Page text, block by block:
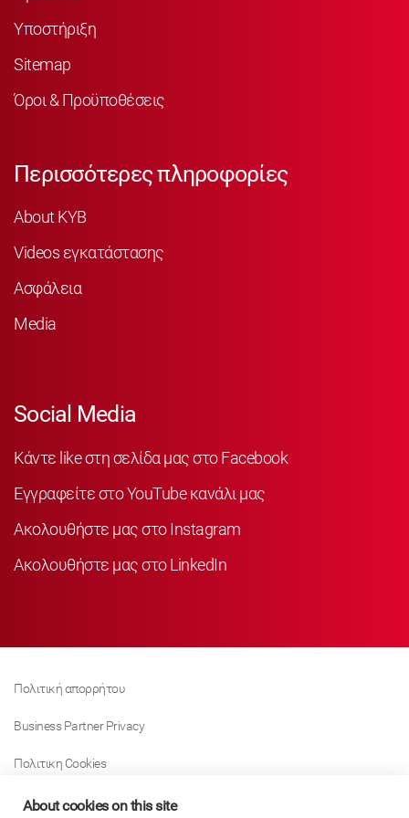
Υποστήριξη
Sitemap
Όροι & Προϋποθέσεις
Περισσότερες πληροφορίες
About KYB
Videos εγκατάστασης
Ασφάλεια
Media
Social Media
Κάντε like στη σελίδα μας στο Facebook
Εγγραφείτε στο YouTube κανάλι μας
Ακολουθήστε μας στο Instagram
Ακολουθήστε μας στο LinkedIn
Πολιτική απορρήτου
Business Partner Privacy
Πολιτικη Cookies
Modern Slavery Act Policy
About cookies on this site